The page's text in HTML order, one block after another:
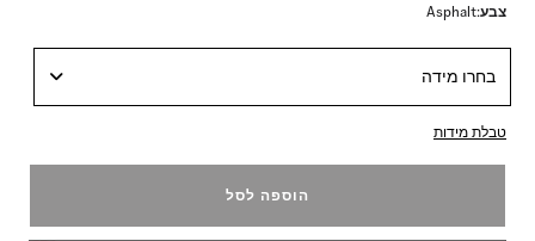
צבע:
Asphalt
בחרו מידה
טבלת מידות
הוספה לסל